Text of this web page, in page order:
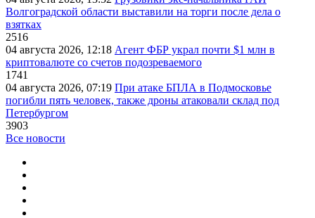
Волгоградской области выставили на торги после дела о
взятках
2516
04 августа 2026, 12:18 Агент ФБР украл почти $1 млн в
криптовалюте со счетов подозреваемого
1741
04 августа 2026, 07:19 При атаке БПЛА в Подмосковье
погибли пять человек, также дроны атаковали склад под
Петербургом
3903
Все новости